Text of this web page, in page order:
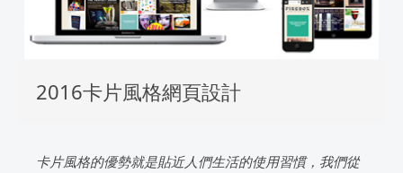
2016卡片風格網頁設計
卡片風格的優勢就是貼近人們生活的使用習慣，我們從